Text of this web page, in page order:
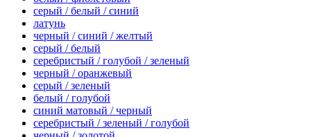
серый / белый / синий
латунь
черный / синий / желтый
серый / белый
серебристый / голубой / зеленый
черный / оранжевый
серый / зеленый
белый / голубой
синий матовый / черный
серебристый / зеленый / голубой